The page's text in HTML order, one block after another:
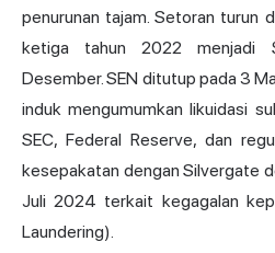
penurunan tajam. Setoran turun
ketiga tahun 2022 menjadi
Desember. SEN ditutup pada 3
induk mengumumkan likuidasi
SEC, Federal Reserve, dan
kesepakatan dengan Silvergate
Juli 2024 terkait kegagalan
Laundering).